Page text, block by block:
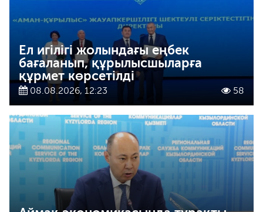
Ел игілігі жолындағы еңбек
бағаланып, құрылысшыларға
құрмет көрсетілді
08.08.2026, 12:23 58